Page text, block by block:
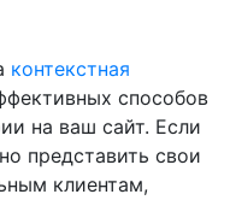
контекстная
способов
на ваш сайт. Если
представить свои
клиентам,